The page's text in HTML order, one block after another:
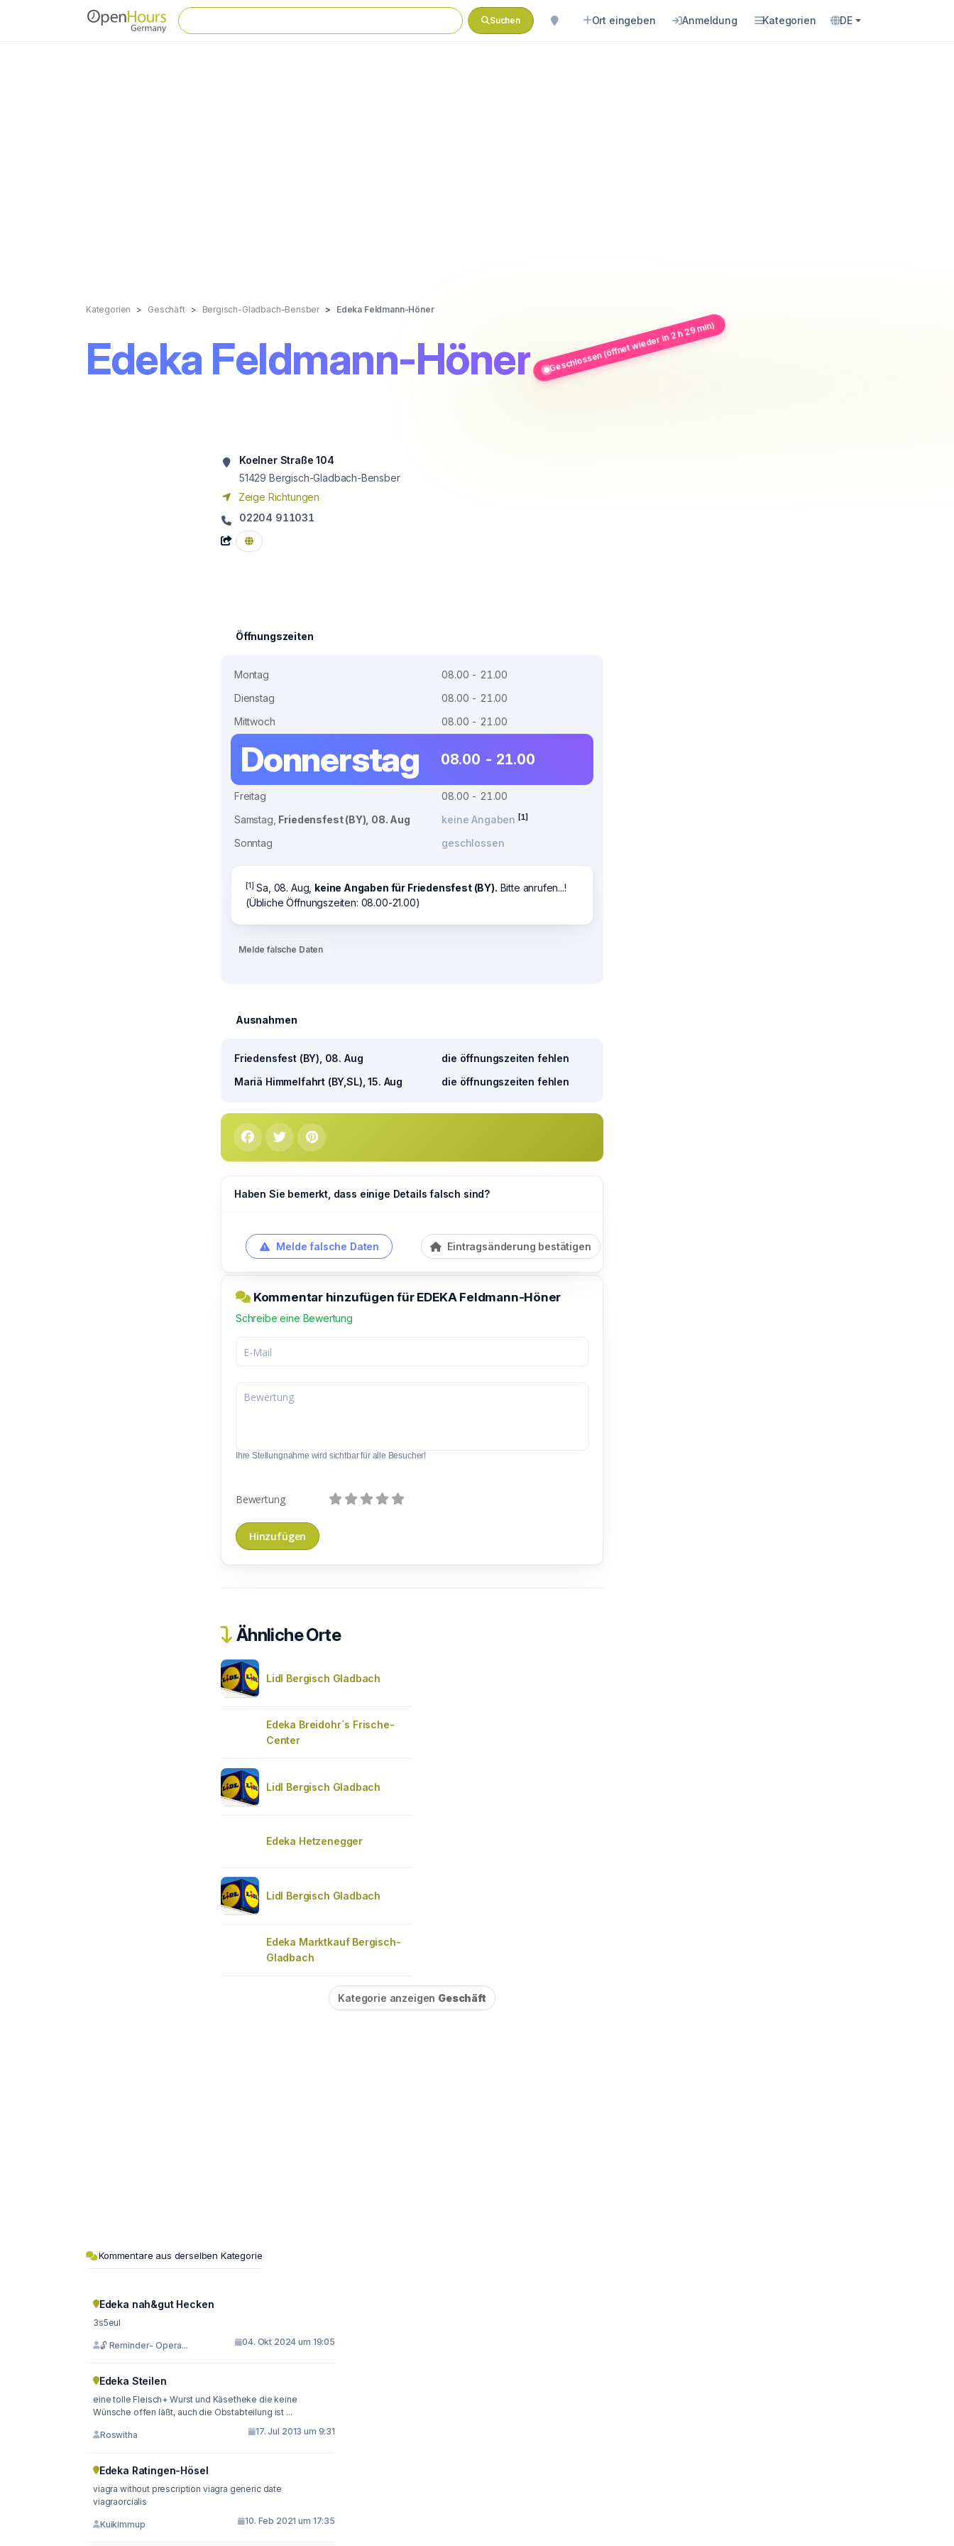
Suchen Ort eingeben Anmeldung Kategorien DE
Kategorien Geschäft Bergisch-Gladbach-Bensber Edeka Feldmann-Höner
Edeka Feldmann-Höner Geschlossen (öffnet wieder in 2 h 29 min)
Koelner Straße 104
51429 Bergisch-Gladbach-Bensber
Zeige Richtungen
02204 911031
Öffnungszeiten
Montag
08.00 - 21.00
Dienstag
08.00 - 21.00
Mittwoch
08.00 - 21.00
Donnerstag 08.00 - 21.00
Freitag
08.00 - 21.00
Samstag, Friedensfest (BY), 08. Aug keine Angaben [1]
Sonntag geschlossen
[1] Sa, 08. Aug, keine Angaben für Friedensfest (BY). Bitte anrufen...!
(Übliche Öffnungszeiten: 08.00-21.00)
Melde falsche Daten
Ausnahmen
Friedensfest (BY), 08. Aug
die öffnungszeiten fehlen
Mariä Himmelfahrt (BY,SL), 15. Aug
die öffnungszeiten fehlen
Haben Sie bemerkt, dass einige Details falsch sind?
Melde falsche Daten Eintragsänderung bestätigen
Kommentar hinzufügen für EDEKA Feldmann-Höner
Schreibe eine Bewertung
Ihre Stellungnahme wird sichtbar für alle Besucher!
Bewertung
Ähnliche Orte
Lidl Bergisch Gladbach
Edeka Breidohr´s Frische-
Center
Lidl Bergisch Gladbach
Edeka Hetzenegger
Lidl Bergisch Gladbach
Edeka Marktkauf Bergisch-
Gladbach
Kategorie anzeigen Geschäft
Kommentare aus derselben Kategorie
Edeka nah&gut Hecken
3s5eul
🔓 Reminder- Opera... 04. Okt 2024 um 19:05
Edeka Steilen
eine tolle Fleisch+ Wurst und Käsetheke die keine
Wünsche offen läßt, auch die Obstabteilung ist ...
Roswitha 17. Jul 2013 um 9:31
Edeka Ratingen-Hösel
viagra without prescription viagra generic date
viagraorcialis
Kuikimmup 10. Feb 2021 um 17:35